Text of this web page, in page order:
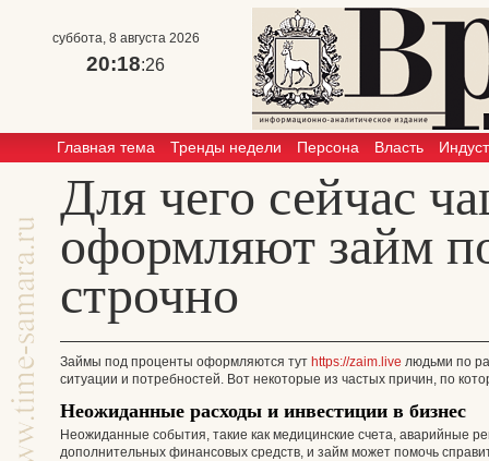
суббота, 8 августа 2026
20:18:26
Главная тема Тренды недели Персона Власть
Для чего сейчас
оформляют займ
строчно
Займы под проценты оформляются тут https://zaim.live людьми по
ситуации и потребностей. Вот некоторые из частых причин, по
Неожиданные расходы и инвестиции в бизнес
Неожиданные события, такие как медицинские счета, аварийные
дополнительных финансовых средств, и займ может помочь